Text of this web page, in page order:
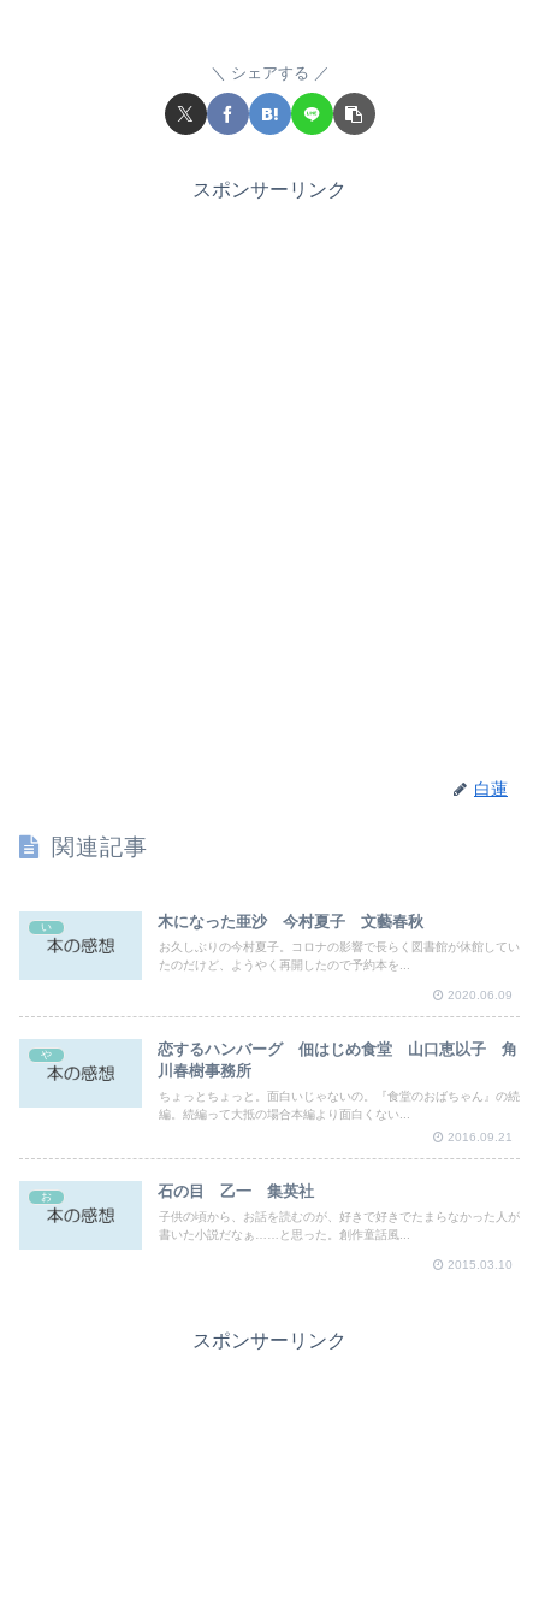
シェアする
スポンサーリンク
白蓮
関連記事
い 木になった亜沙 今村夏子 文藝春秋
お久しぶりの今村夏子。コロナの影響で長らく図書館が休館してい
たのだけど、ようやく再開したので予約本を...
2020.06.09
や
恋するハンバーグ 佃はじめ食堂 山口恵以子 角
川春樹事務所
ちょっとちょっと。面白いじゃないの。『食堂のおばちゃん』の続
編。続編って大抵の場合本編より面白くない...
2016.09.21
お 石の目 乙一 集英社
子供の頃から、お話を読むのが、好きで好きでたまらなかった人が
書いた小説だなぁ……と思った。創作童話風...
2015.03.10
スポンサーリンク